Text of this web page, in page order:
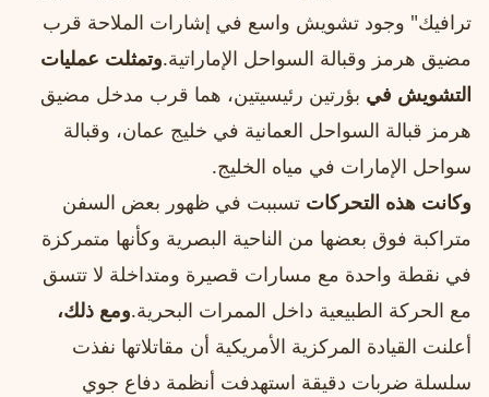
ترافيك" وجود تشويش واسع في إشارات الملاحة قرب
مضيق هرمز وقبالة السواحل الإماراتية.وتمثلت عمليات
التشويش في بؤرتين رئيسيتين، هما قرب مدخل مضيق
هرمز قبالة السواحل العمانية في خليج عمان، وقبالة
سواحل الإمارات في مياه الخليج.
وكانت هذه التحركات تسببت في ظهور بعض السفن
متراكبة فوق بعضها من الناحية البصرية وكأنها متمركزة
في نقطة واحدة مع مسارات قصيرة ومتداخلة لا تتسق
مع الحركة الطبيعية داخل الممرات البحرية.ومع ذلك،
أعلنت القيادة المركزية الأمريكية أن مقاتلاتها نفذت
سلسلة ضربات دقيقة استهدفت أنظمة دفاع جوي